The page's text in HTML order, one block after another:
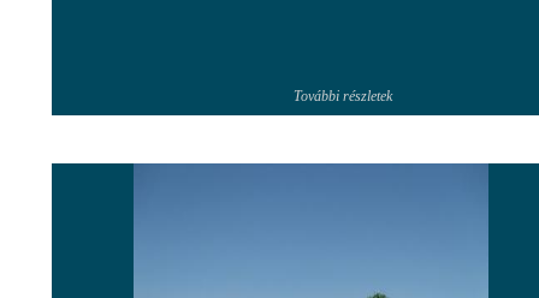
További részletek